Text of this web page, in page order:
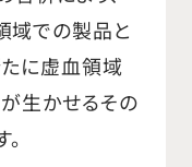
域での製品と
に虚血領域
生かせるその